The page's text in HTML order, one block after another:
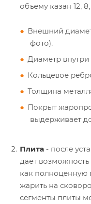
объему казан 12, 8,
Внешний
фото).
Диаметр
Кольцевое
Толщина
Покрыт
выдерживает
Плита - после
дает возможность
как полноценную
жарить на
сегменты плиты